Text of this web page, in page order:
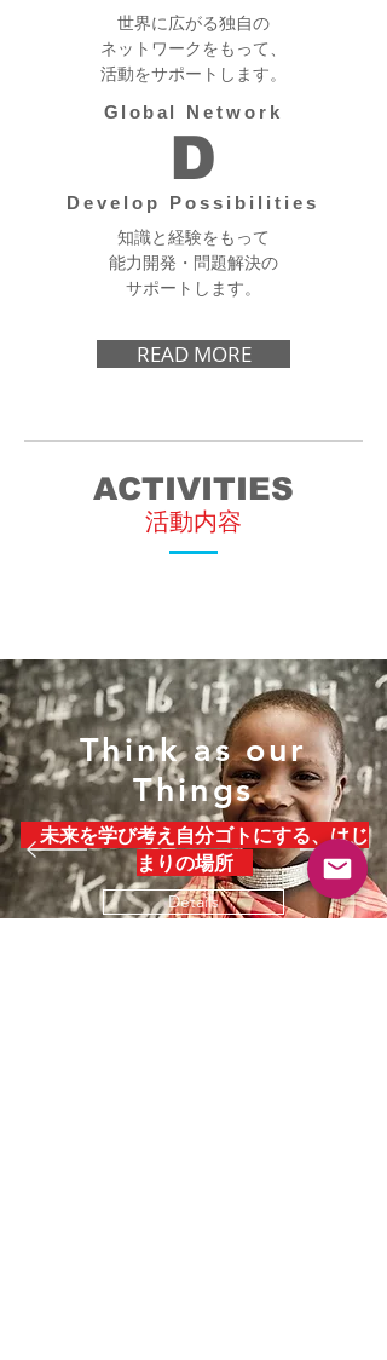
世界に広がる独自の
ネットワークをもって、
活動をサポートします。
Global Network
D
Develop Possibilities
知識と経験をもって
能力開発・問題解決の
サポートします。
READ MORE
ACTIVITIES
​活動内容
Think as our
Things
未来を学び考え自分ゴトにする、はじ
まりの場所
Details